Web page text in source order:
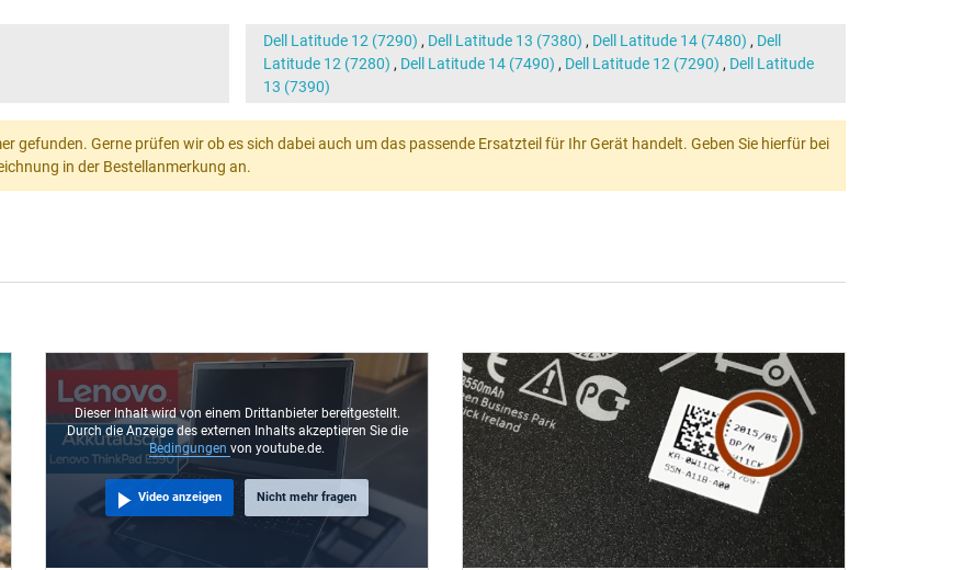
Dell Latitude 12 (7290) , Dell Latitude 13 (7380) , Dell Latitude 14 (7480) , Dell
Latitude 12 (7280) , Dell Latitude 14 (7490) , Dell Latitude 12 (7290) , Dell Latitude
13 (7390)
gefunden. Gerne prüfen wir ob es sich dabei auch um das passende Ersatzteil für Ihr Gerät handelt. Geben Sie hierfür bei
in der Bestellanmerkung an.
Dieser Inhalt wird von einem Drittanbieter bereitgestellt.
Durch die Anzeige des externen Inhalts akzeptieren Sie die
Bedingungen von youtube.de.
Video anzeigen Nicht mehr fragen